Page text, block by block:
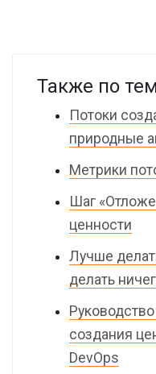
Также по
Потоки
природные
Метрики
Шаг
ценности
Лучше
делать
создания
DevOps